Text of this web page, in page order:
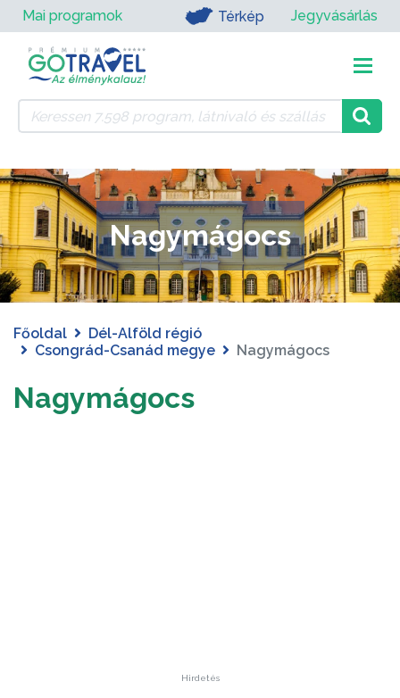
Mai programok Térkép Jegyvásárlás
Nagymágocs
Főoldal
Dél-Alföld régió
Csongrád-Csanád megye
Nagymágocs
Nagymágocs
Hirdetés